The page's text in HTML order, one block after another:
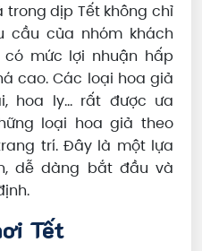
trong dịp Tết không chỉ
cầu của nhóm khách
mức lợi nhuận hấp
cao. Các loại hoa giả
hoa ly... rất được ưa
loại hoa giả theo
trí. Đây là một lựa
dễ dàng bắt đầu và
Tết